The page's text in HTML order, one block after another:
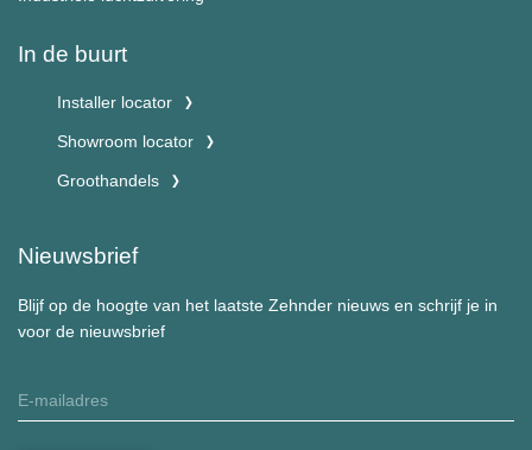
In de buurt
Installer locator
Showroom locator
Groothandels
Nieuwsbrief
Blijf op de hoogte van het laatste Zehnder nieuws en schrijf je in
voor de nieuwsbrief